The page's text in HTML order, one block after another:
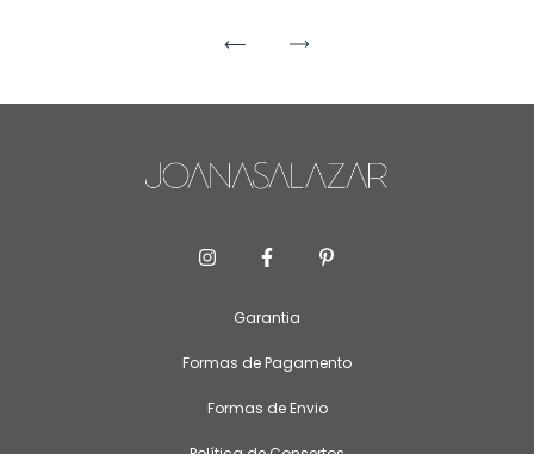
Garantia
Formas de Pagamento
Formas de Envio